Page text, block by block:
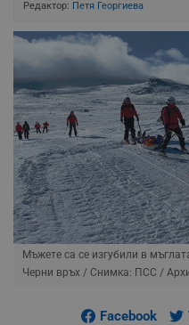
Редактор: Петя Георгиева
Мъжете са се изгубили в
Черни връх / Снимка: ПСС /
Facebook